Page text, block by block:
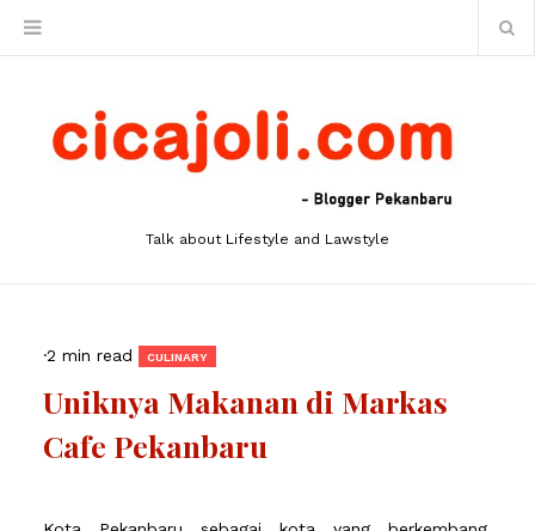
Talk about Lifestyle and Lawstyle
·2 min read CULINARY
Uniknya Makanan di Markas
Cafe Pekanbaru